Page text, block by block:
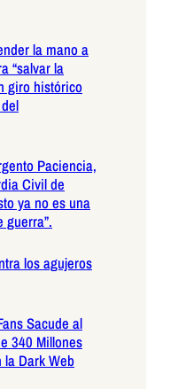
la mano a
“salvar la
giro histórico
Paciencia,
Civil de
ya no es una
guerra”.
los agujeros
Sacude al
340 Millones
la Dark Web